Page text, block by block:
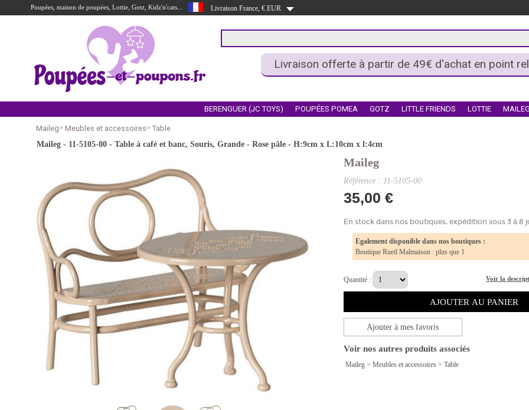
Poupées, maison de poupées, Lottie, Gotz, Kidz'n'cats... Livraison France, € EUR
Livraison offerte à partir de 49€ d'achat en point
BERENGUER (JC TOYS) POUPÉES POMEA GOTZ LITTLE FRIENDS LOTTIE
Maileg> Meubles et accessoires> Table
Maileg - 11-5105-00 - Table à café et banc, Souris, Grande - Rose pâle - H:9cm x L:10cm x l:4cm
undefined Maileg
Référence : 11-5105-00
35,00 €
En stock dans nos boutiques, expédition sous 3 à 8
Egalement disponible dans nos boutiques :
Boutique Rueil Malmaison : plus que 1
Quantité : Voir la
Ajouter à mes favoris
Voir nos autres produits associés
Maileg > Meubles et accessoires > Table